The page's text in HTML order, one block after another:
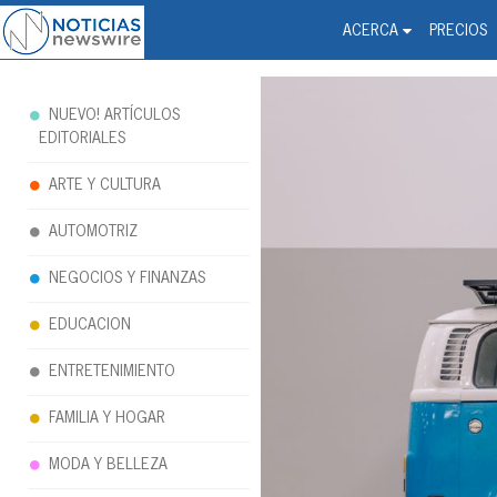
ACERCA PRECIOS
Noticias Newswire -
NUEVO! ARTÍCULOS
EDITORIALES
ARTE Y CULTURA
AUTOMOTRIZ
NEGOCIOS Y FINANZAS
EDUCACION
ENTRETENIMIENTO
FAMILIA Y HOGAR
MODA Y BELLEZA